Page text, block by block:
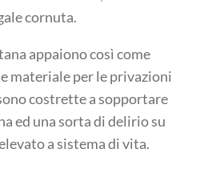
cornuta.
appaiono così come
materiale per le privazioni
costrette a sopportare
ed una sorta di delirio su
a sistema di vita.